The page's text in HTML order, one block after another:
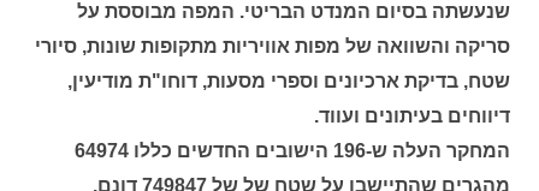
שנעשתה בסיום המנדט הבריטי. המפה מבוססת על
סריקה והשוואה של מפות אוויריות מתקופות שונות, סיורי
שטח, בדיקת ארכיונים וספרי מסעות, דוחו"ת מודיעין,
דיווחים בעיתונים ועווד.
המחקר העלה ש-196 הישובים החדשים כללו 64974
מהגרים שהתיישבו על שטח של של 749847 דונם.